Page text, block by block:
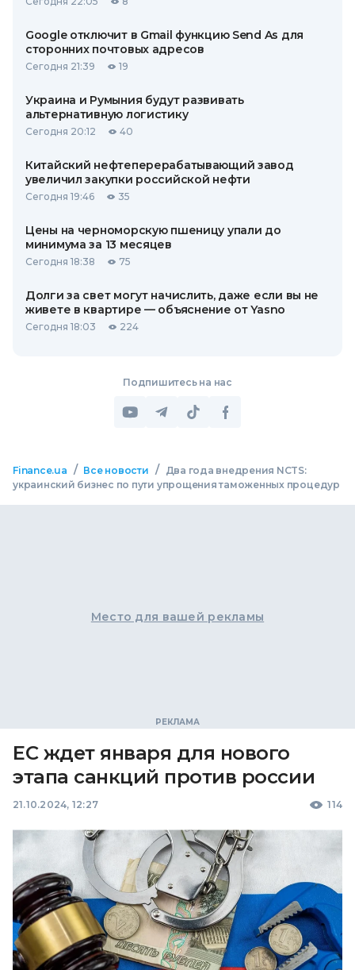
Google отключит в Gmail функцию Send As для
сторонних почтовых адресов
Сегодня 21:39 19
Украина и Румыния будут развивать
альтернативную логистику
Сегодня 20:12 40
Китайский нефтеперерабатывающий завод
увеличил закупки российской нефти
Сегодня 19:46 35
Цены на черноморскую пшеницу упали до
минимума за 13 месяцев
Сегодня 18:38 75
Долги за свет могут начислить, даже если вы не
живете в квартире — объяснение от Yasno
Сегодня 18:03 224
Подпишитесь на нас
Finance.ua / Все новости /
Два года внедрения NCTS:
украинский бизнес по пути упрощения таможенных процедур
Место для вашей рекламы
ЕС ждет января для нового
этапа санкций против россии
21.10.2024, 12:27 114